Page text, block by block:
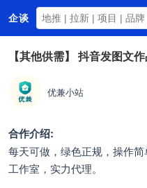
企谈
首页
资讯动态
关于我们
【其他供需】 抖音发图文
优兼小站
合作介绍:
每天可做，绿色正规，操作
工作室，实力代理。